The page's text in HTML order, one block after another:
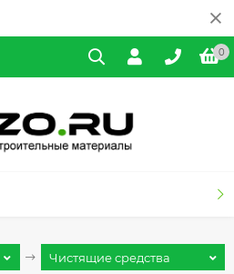
0
Чистящие средства